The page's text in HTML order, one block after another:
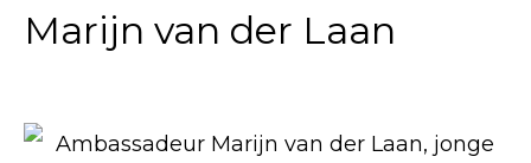
Marijn van der Laan